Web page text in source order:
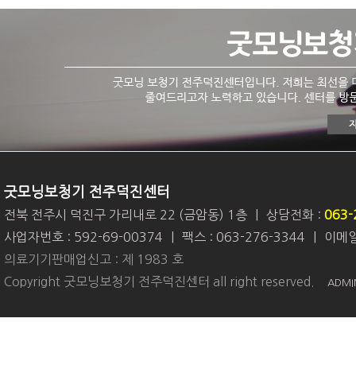
굿모닝보청기 전주덕진센터
전북 전주시 덕진구 가리내로 22 (금암동) 1층 상담전화 : 063-
사업자번호 : 592-69-00374
팩스 : 063-276-3344
이메
의료기기판매업신고 : 제 1983 호
Copyright 굿모닝보청기 전주덕진센터 all right reserved.